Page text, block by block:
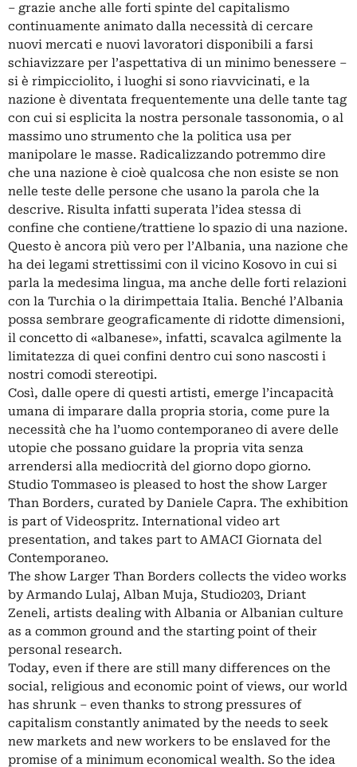
– grazie anche alle forti spinte del capitalismo
continuamente animato dalla necessità di cercare
nuovi mercati e nuovi lavoratori disponibili a farsi
schiavizzare per l’aspettativa di un minimo benessere –
si è rimpicciolito, i luoghi si sono riavvicinati, e la
nazione è diventata frequentemente una delle tante tag
con cui si esplicita la nostra personale tassonomia, o al
massimo uno strumento che la politica usa per
manipolare le masse. Radicalizzando potremmo dire
che una nazione è cioè qualcosa che non esiste se non
nelle teste delle persone che usano la parola che la
descrive. Risulta infatti superata l’idea stessa di
confine che contiene/trattiene lo spazio di una nazione.
Questo è ancora più vero per l’Albania, una nazione che
ha dei legami strettissimi con il vicino Kosovo in cui si
parla la medesima lingua, ma anche delle forti relazioni
con la Turchia o la dirimpettaia Italia. Benché l’Albania
possa sembrare geograficamente di ridotte dimensioni,
il concetto di «albanese», infatti, scavalca agilmente la
limitatezza di quei confini dentro cui sono nascosti i
nostri comodi stereotipi.
Così, dalle opere di questi artisti, emerge l’incapacità
umana di imparare dalla propria storia, come pure la
necessità che ha l’uomo contemporaneo di avere delle
utopie che possano guidare la propria vita senza
arrendersi alla mediocrità del giorno dopo giorno.
Studio Tommaseo is pleased to host the show Larger
Than Borders, curated by Daniele Capra. The exhibition
is part of Videospritz. International video art
presentation, and takes part to AMACI Giornata del
Contemporaneo.
The show Larger Than Borders collects the video works
by Armando Lulaj, Alban Muja, Studio203, Driant
Zeneli, artists dealing with Albania or Albanian culture
as a common ground and the starting point of their
personal research.
Today, even if there are still many differences on the
social, religious and economic point of views, our world
has shrunk – even thanks to strong pressures of
capitalism constantly animated by the needs to seek
new markets and new workers to be enslaved for the
promise of a minimum economical wealth. So the idea